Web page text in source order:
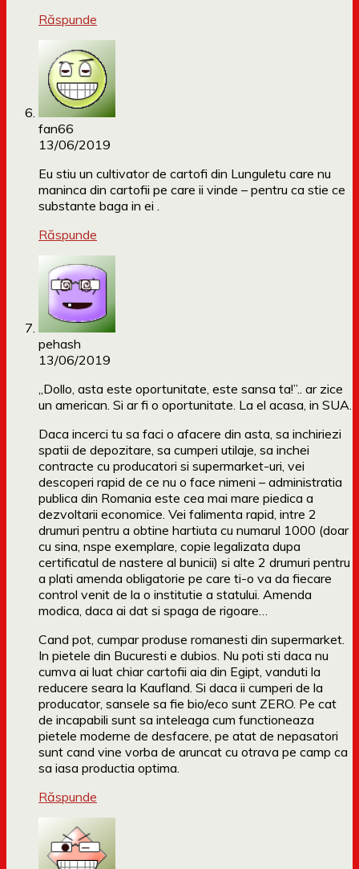
Răspunde
fan66
13/06/2019
Eu stiu un cultivator de cartofi din Lunguletu care nu
maninca din cartofii pe care ii vinde – pentru ca stie ce
substante baga in ei .
Răspunde
pehash
13/06/2019
„Dollo, asta este oportunitate, este sansa ta!”.. ar zice
un american. Si ar fi o oportunitate. La el acasa, in SUA.
Daca incerci tu sa faci o afacere din asta, sa inchiriezi
spatii de depozitare, sa cumperi utilaje, sa inchei
contracte cu producatori si supermarket-uri, vei
descoperi rapid de ce nu o face nimeni – administratia
publica din Romania este cea mai mare piedica a
dezvoltarii economice. Vei falimenta rapid, intre 2
drumuri pentru a obtine hartiuta cu numarul 1000 (doar
cu sina, nspe exemplare, copie legalizata dupa
certificatul de nastere al bunicii) si alte 2 drumuri pentru
a plati amenda obligatorie pe care ti-o va da fiecare
control venit de la o institutie a statului. Amenda
modica, daca ai dat si spaga de rigoare…
Cand pot, cumpar produse romanesti din supermarket.
In pietele din Bucuresti e dubios. Nu poti sti daca nu
cumva ai luat chiar cartofii aia din Egipt, vanduti la
reducere seara la Kaufland. Si daca ii cumperi de la
producator, sansele sa fie bio/eco sunt ZERO. Pe cat
de incapabili sunt sa inteleaga cum functioneaza
pietele moderne de desfacere, pe atat de nepasatori
sunt cand vine vorba de aruncat cu otrava pe camp ca
sa iasa productia optima.
Răspunde